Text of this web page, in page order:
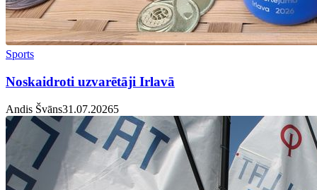
Sports
Noskaidroti uzvarētāji Irlavā
Andis Švāns31.07.20265